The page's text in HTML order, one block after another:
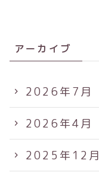
アーカイブ
2026年7月
2026年4月
2025年12月